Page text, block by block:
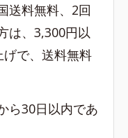
送料無料、2回
は、3,300円以
で、送料無料
ら30日以内であ